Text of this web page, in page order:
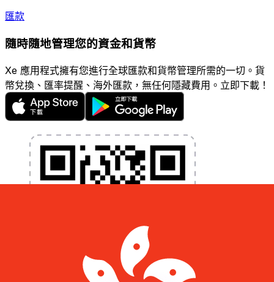
匯款
隨時隨地管理您的資金和貨幣
Xe 應用程式擁有您進行全球匯款和貨幣管理所需的一切。貨
幣兌換、匯率提醒、海外匯款，無任何隱藏費用。立即下載！